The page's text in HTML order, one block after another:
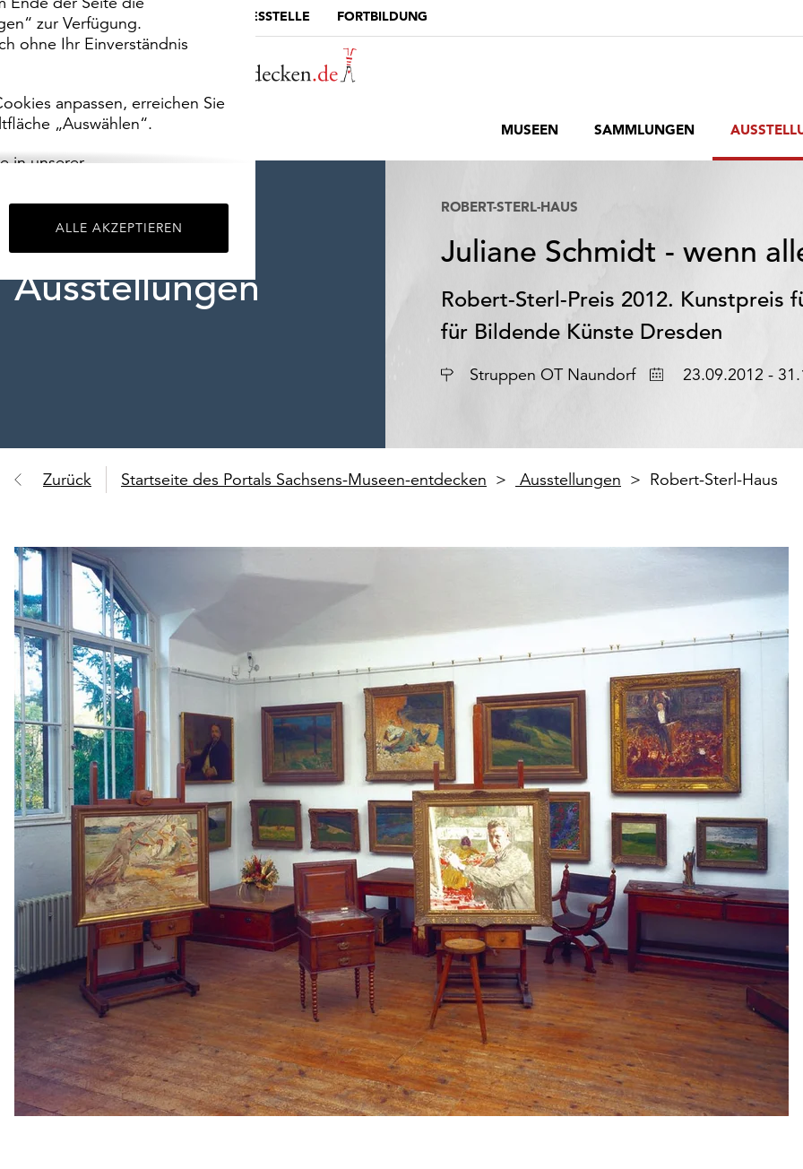
zur Verfügung.
ohne Ihr Einverständnis
anpassen, erreichen Sie
„Auswählen“.
in unserer
ALLE AKZEPTIEREN
MUSEUMSPORTAL DIE LANDESSTELLE FORTBILDUNG
MUSEEN SAMMLUNGEN
Ausstellungen
ROBERT-STERL-HAUS
Juliane Schmidt - wenn
Robert-Sterl-Preis 2012. Kunstpreis
für Bildende Künste Dresden
Ort Struppen OT Naundorf Datum23.09.2012 -
Zurück Startseite des Portals Sachsens-Museen-entdecken Ausstellungen Robert-Sterl-Haus